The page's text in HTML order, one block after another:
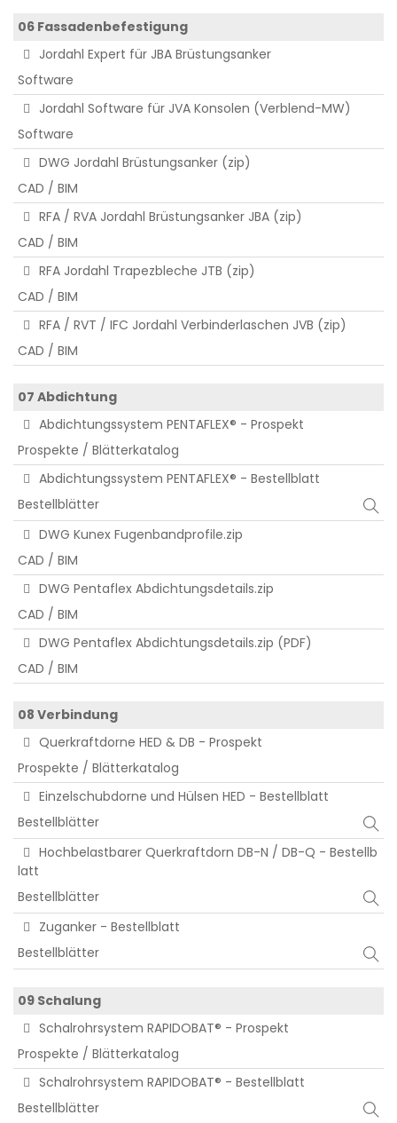
06 Fassadenbefestigung
Jordahl Expert für JBA Brüstungsanker
Software
Jordahl Software für JVA Konsolen (Verblend-MW)
Software
DWG Jordahl Brüstungsanker (zip)
CAD / BIM
RFA / RVA Jordahl Brüstungsanker JBA (zip)
CAD / BIM
RFA Jordahl Trapezbleche JTB (zip)
CAD / BIM
RFA / RVT / IFC Jordahl Verbinderlaschen JVB (zip)
CAD / BIM
07 Abdichtung
Abdichtungssystem PENTAFLEX® - Prospekt
Prospekte / Blätterkatalog
Abdichtungssystem PENTAFLEX® - Bestellblatt
Bestellblätter
DWG Kunex Fugenbandprofile.zip
CAD / BIM
DWG Pentaflex Abdichtungsdetails.zip
CAD / BIM
DWG Pentaflex Abdichtungsdetails.zip (PDF)
CAD / BIM
08 Verbindung
Querkraftdorne HED & DB - Prospekt
Prospekte / Blätterkatalog
Einzelschubdorne und Hülsen HED - Bestellblatt
Bestellblätter
Hochbelastbarer Querkraftdorn DB-N / DB-Q - Bestellb
latt
Bestellblätter
Zuganker - Bestellblatt
Bestellblätter
09 Schalung
Schalrohrsystem RAPIDOBAT® - Prospekt
Prospekte / Blätterkatalog
Schalrohrsystem RAPIDOBAT® - Bestellblatt
Bestellblätter